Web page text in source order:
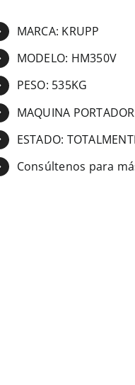
MARCA: KRUPP
MODELO: HM350V
PESO: 535KG
MAQUINA
ESTADO:
Consúltenos para